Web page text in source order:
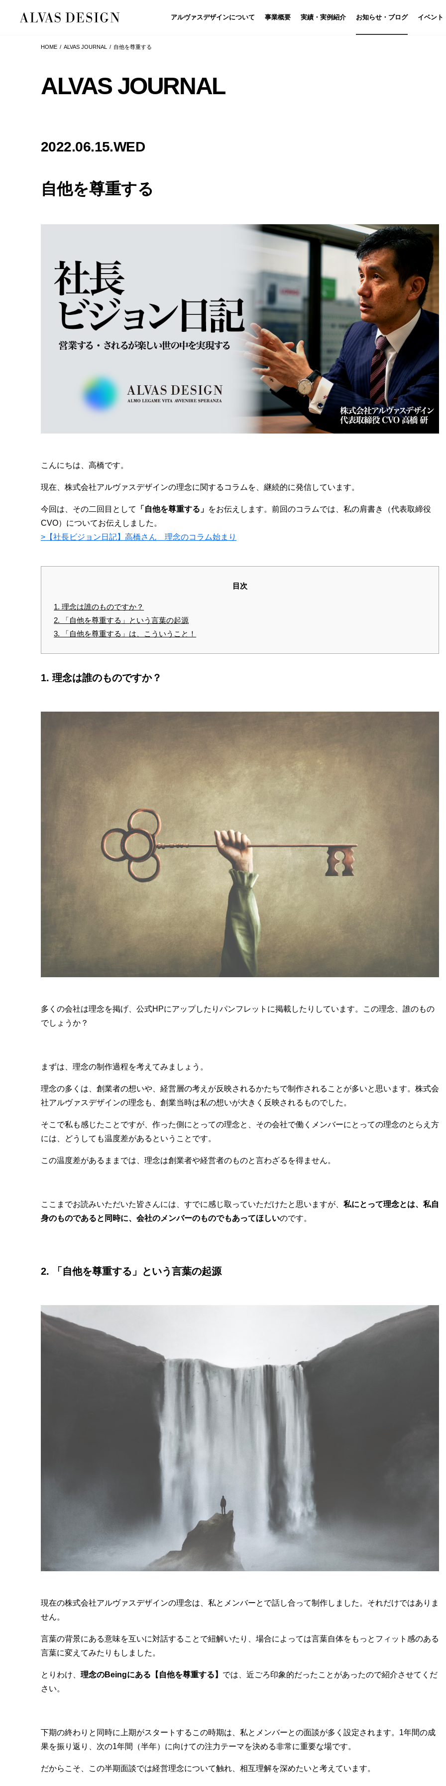
アルヴァスデザインについて 事業概要 実績・実例紹介 お知らせ・ブログ イベント
HOME ALVAS JOURNAL 自他を尊重する
ALVAS JOURNAL
2022.06.15.WED
自他を尊重する
こんにちは、高橋です。
現在、株式会社アルヴァスデザインの理念に関するコラムを、継続的に発信しています。
今回は、その二回目として 「自他を尊重する」 をお伝えします。前回のコラムでは、私の肩書き（代表取締役
CVO）についてお伝えしました。
>【社長ビジョン日記】高橋さん 理念のコラム始まり
目次
1. 理念は誰のものですか？
2. 「自他を尊重する」という言葉の起源
3. 「自他を尊重する」は、こういうこと！
1. 理念は誰のものですか？
多くの会社は理念を掲げ、公式HPにアップしたりパンフレットに掲載したりしています。この理念、誰のもの
でしょうか？
まずは、理念の制作過程を考えてみましょう。
理念の多くは、創業者の想いや、経営層の考えが反映されるかたちで制作されることが多いと思います。株式会
社アルヴァスデザインの理念も、創業当時は私の想いが大きく反映されるものでした。
そこで私も感じたことですが、作った側にとっての理念と、その会社で働くメンバーにとっての理念のとらえ方
には、どうしても温度差があるということです。
この温度差があるままでは、理念は創業者や経営者のものと言わざるを得ません。
ここまでお読みいただいた皆さんには、すでに感じ取っていただけたと思いますが、 私にとって理念とは、私自
身のものであると同時に、会社のメンバーのものでもあってほしいのです。
2. 「自他を尊重する」という言葉の起源
現在の株式会社アルヴァスデザインの理念は、私とメンバーとで話し合って制作しました。それだけではありま
せん。
言葉の背景にある意味を互いに対話することで紐解いたり、場合によっては言葉自体をもっとフィット感のある
言葉に変えてみたりもしました。
とりわけ、 理念のBeingにある【自他を尊重する】 では、近ごろ印象的だったことがあったので紹介させてくだ
さい。
下期の終わりと同時に上期がスタートするこの時期は、私とメンバーとの面談が多く設定されます。1年間の成
果を振り返り、次の1年間（半年）に向けての注力テーマを決める非常に重要な場です。
だからこそ、この半期面談では経営理念について触れ、相互理解を深めたいと考えています。